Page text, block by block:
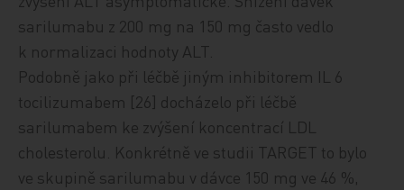
sarilumabu z 200 mg na 150 mg často vedlo
k normalizaci hodnoty ALT.
Podobně jako při léčbě jiným inhibitorem IL 6
tocilizumabem [26] docházelo při léčbě
sarilumabem ke zvýšení koncentrací LDL
cholesterolu. Konkrétně ve studii TARGET to bylo
ve skupině sarilumabu v dávce 150 mg ve 46 %,